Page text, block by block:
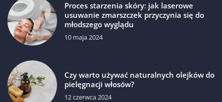
Proces starzenia skóry: jak laserowe
usuwanie zmarszczek przyczynia się do
młodszego wyglądu
10 maja 2024
Czy warto używać naturalnych olejków do
pielęgnacji włosów?
12 czerwca 2024